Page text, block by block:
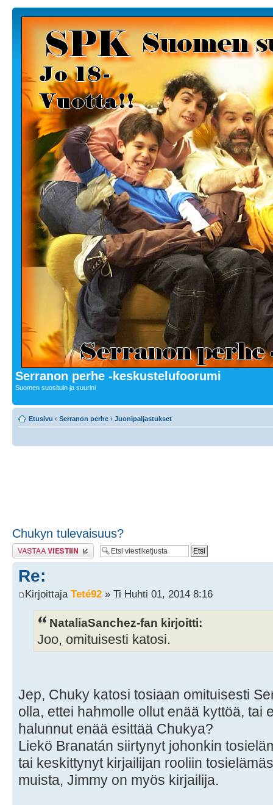
Serranon perhe -keskustelufoorumi
Suomen suosituin ja suurin!
Etusivu ‹ Serranon perhe ‹ Juonipaljastukset
Chukyn tulevaisuus?
Lähetä vastaus
Re:
Kirjoittaja Teté92 » Ti Huhti 01, 2014 8:16
NataliaSanchez-fan kirjoitti:
Joo, omituisesti katosi.
Jep, Chuky katosi tosiaan omituisesti
olla, ettei hahmolle ollut enää kyttöä, tai
halunnut enää esittää Chukya?
Liekö Branatán siirtynyt johonkin
tai keskittynyt kirjailijan rooliin
muista, Jimmy on myös kirjailija.